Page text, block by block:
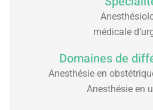
médicale
Domaines de
Anesthésie en
Anesthésie en